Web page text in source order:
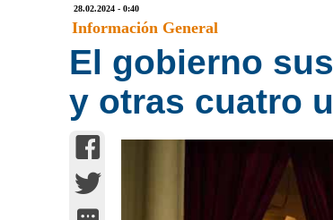
28.02.2024 - 0:40
Información General
El gobierno
y otras cuatro